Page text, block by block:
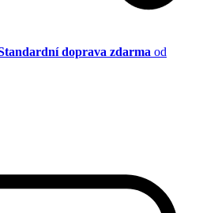
doprava zdarma od